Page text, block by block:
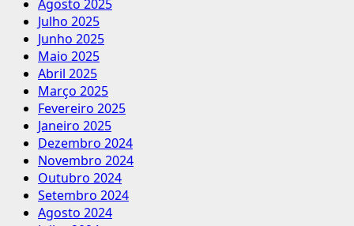
Agosto 2025
Julho 2025
Junho 2025
Maio 2025
Abril 2025
Março 2025
Fevereiro 2025
Janeiro 2025
Dezembro 2024
Novembro 2024
Outubro 2024
Setembro 2024
Agosto 2024